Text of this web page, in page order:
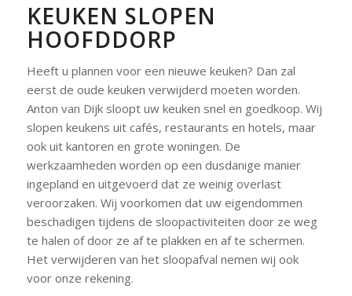
KEUKEN SLOPEN
HOOFDDORP
Heeft u plannen voor een nieuwe keuken? Dan zal
eerst de oude keuken verwijderd moeten worden.
Anton van Dijk sloopt uw keuken snel en goedkoop. Wij
slopen keukens uit cafés, restaurants en hotels, maar
ook uit kantoren en grote woningen. De
werkzaamheden worden op een dusdanige manier
ingepland en uitgevoerd dat ze weinig overlast
veroorzaken. Wij voorkomen dat uw eigendommen
beschadigen tijdens de sloopactiviteiten door ze weg
te halen of door ze af te plakken en af te schermen.
Het verwijderen van het sloopafval nemen wij ook
voor onze rekening.